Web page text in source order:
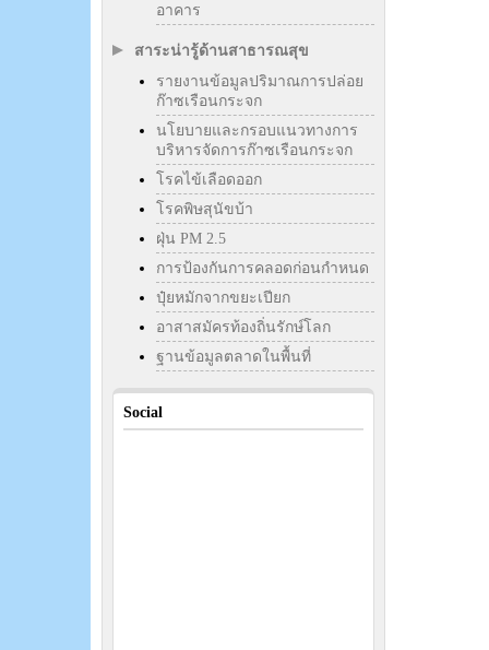
อาคาร
สาระน่ารู้ด้านสาธารณสุข
รายงานข้อมูลปริมาณการปล่อย
ก๊าซเรือนกระจก
นโยบายและกรอบแนวทางการ
บริหารจัดการก๊าซเรือนกระจก
โรคไข้เลือดออก
โรคพิษสุนัขบ้า
ฝุ่น PM 2.5
การป้องกันการคลอดก่อนกำหนด
ปุ๋ยหมักจากขยะเปียก
อาสาสมัครท้องถิ่นรักษ์โลก
ฐานข้อมูลตลาดในพื้นที่
Social